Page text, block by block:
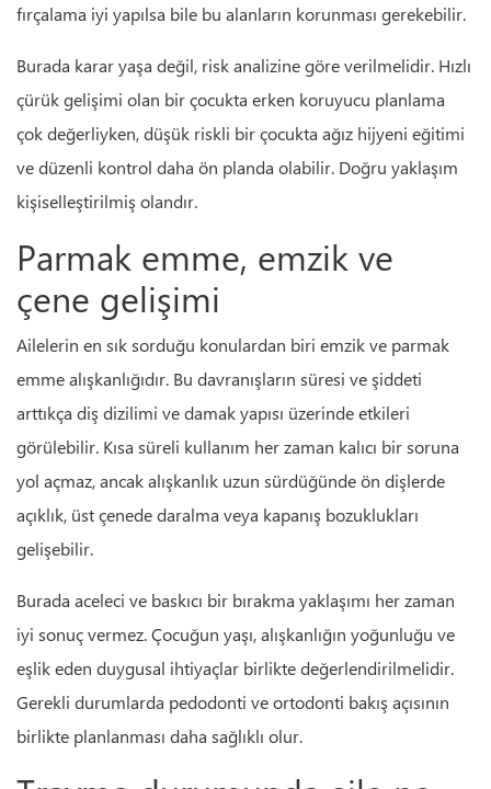
fırçalama iyi yapılsa bile bu alanların korunması gerekebilir.
Burada karar yaşa değil, risk analizine göre verilmelidir. Hızlı
çürük gelişimi olan bir çocukta erken koruyucu planlama
çok değerliyken, düşük riskli bir çocukta ağız hijyeni eğitimi
ve düzenli kontrol daha ön planda olabilir. Doğru yaklaşım
kişiselleştirilmiş olandır.
Parmak emme, emzik ve
çene gelişimi
Ailelerin en sık sorduğu konulardan biri emzik ve parmak
emme alışkanlığıdır. Bu davranışların süresi ve şiddeti
arttıkça diş dizilimi ve damak yapısı üzerinde etkileri
görülebilir. Kısa süreli kullanım her zaman kalıcı bir soruna
yol açmaz, ancak alışkanlık uzun sürdüğünde ön dişlerde
açıklık, üst çenede daralma veya kapanış bozuklukları
gelişebilir.
Burada aceleci ve baskıcı bir bırakma yaklaşımı her zaman
iyi sonuç vermez. Çocuğun yaşı, alışkanlığın yoğunluğu ve
eşlik eden duygusal ihtiyaçlar birlikte değerlendirilmelidir.
Gerekli durumlarda pedodonti ve ortodonti bakış açısının
birlikte planlanması daha sağlıklı olur.